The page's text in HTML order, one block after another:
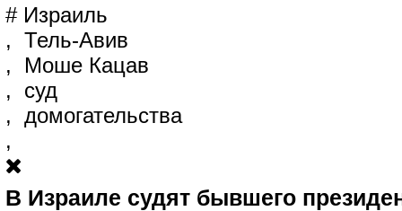
# Израиль
, Тель-Авив
, Моше Кацав
, суд
, домогательства
,
В Израиле судят бывшего